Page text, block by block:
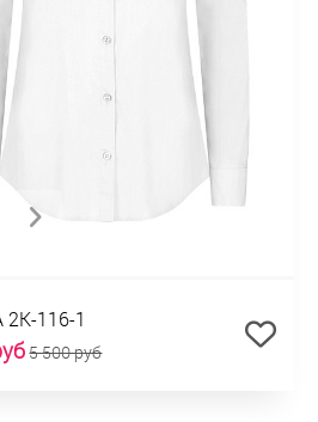
116-1
5 500 руб